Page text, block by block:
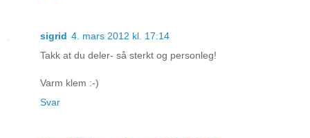
sigrid 4. mars 2012 kl. 17:14
Takk at du deler- så sterkt og personleg!
Varm klem :-)
Svar